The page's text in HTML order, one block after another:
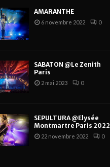
AMARANTHE
6 novembre 2022 0
SABATON @Le Zenith
Paris
2 mai 2023 0
SEPULTURA @Elysée
Montmartre Paris 2022
22 novembre 2022 0